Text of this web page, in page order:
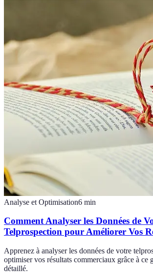
Analyse et Optimisation6 min
Comment Analyser les Données de
Telprospection pour Améliorer Vos
Apprenez à analyser les données de votre
optimiser vos résultats commerciaux grâce à ce
détaillé.